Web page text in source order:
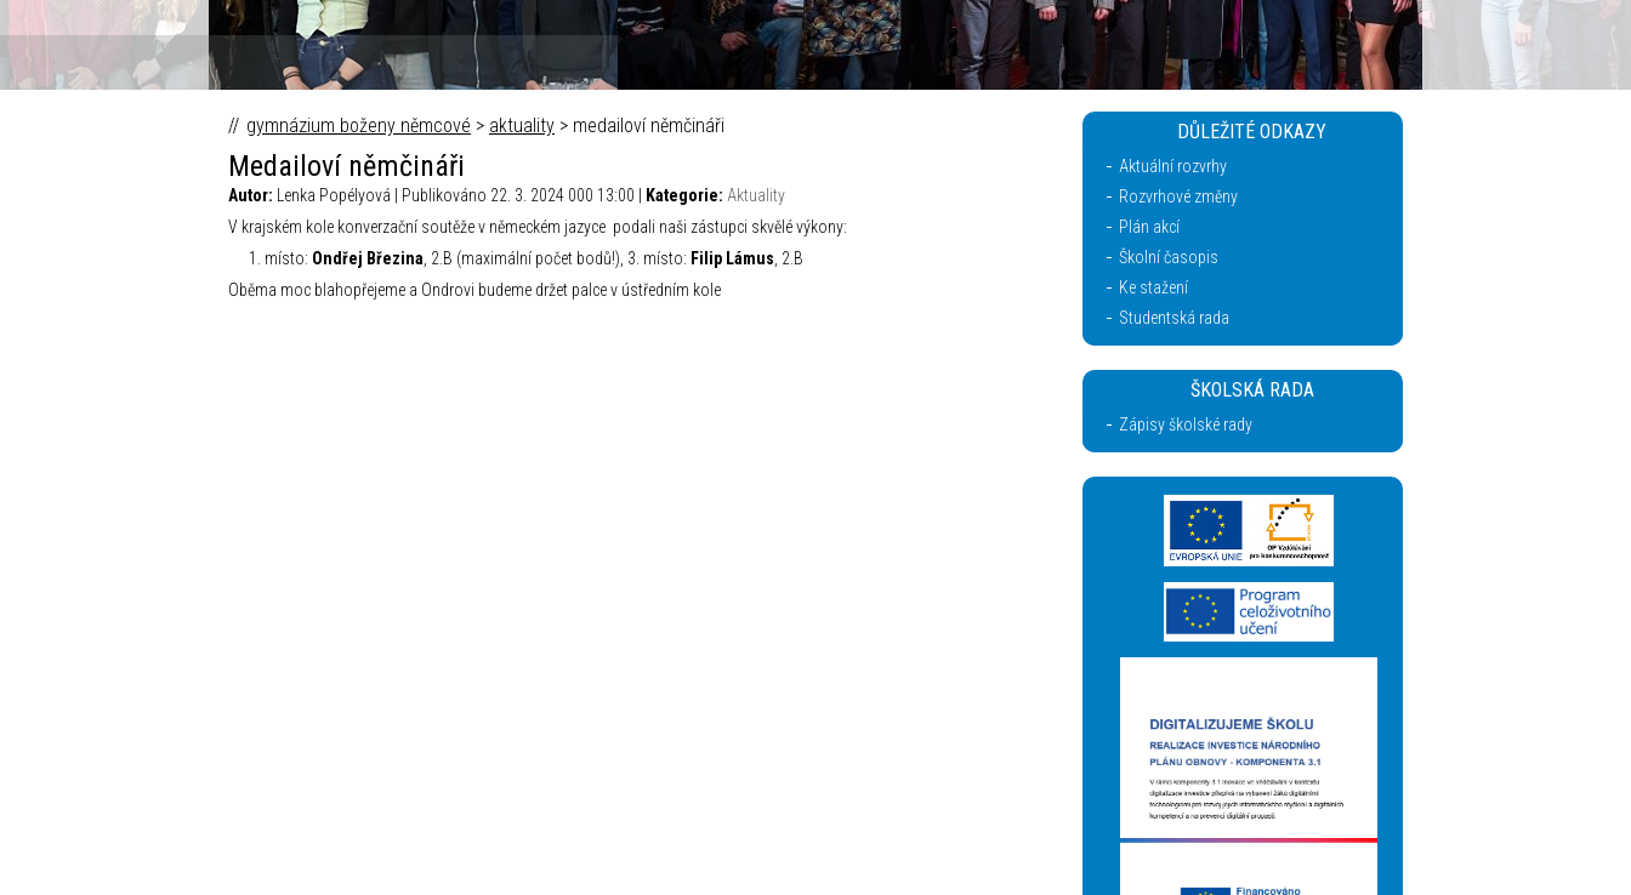
gymnázium boženy němcové > aktuality > medailoví němčináři
Medailoví němčináři
Autor: Lenka Popélyová | Publikováno 22. 3. 2024 000 13:00 | Kategorie: Aktuality
V krajském kole konverzační soutěže v německém jazyce podali naši zástupci skvělé výkony:
místo: Ondřej Březina , 2.B (maximální počet bodů!), 3. místo: Filip Lámus , 2.B
Oběma moc blahopřejeme a Ondrovi budeme držet palce v ústředním kole
DŮLEŽITÉ ODKAZY
Aktuální rozvrhy
Rozvrhové změny
Plán akcí
Školní časopis
Ke stažení
Studentská rada
ŠKOLSKÁ RADA
Zápisy školské rady